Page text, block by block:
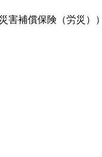
補償保険（労災））